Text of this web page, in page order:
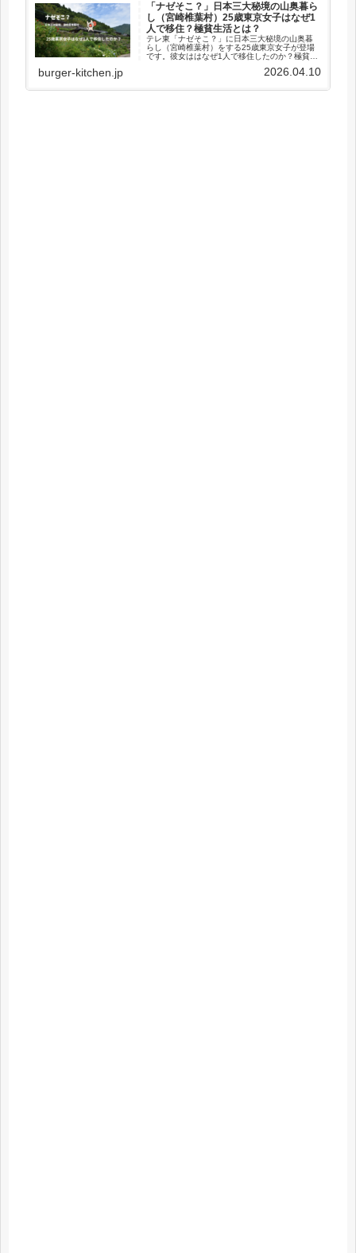
「ナゼそこ？」日本三大秘境の山奥暮ら
し（宮崎椎葉村）25歳東京女子はなぜ1
人で移住？極貧生活とは？
テレ東「ナゼそこ？」に日本三大秘境の山奥暮
らし（宮崎椎葉村）をする25歳東京女子が登場
です。彼女ははなぜ1人で移住したのか？極貧生
burger-kitchen.jp 2026.04.10